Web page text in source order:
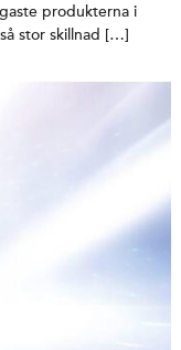
produkterna i
stor skillnad […]